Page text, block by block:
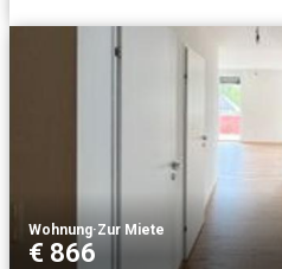
Wohnung·Zur Miete
€ 866